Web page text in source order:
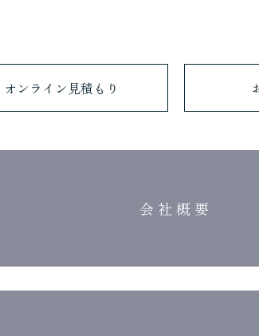
オンライン見積もり
会 社 概 要